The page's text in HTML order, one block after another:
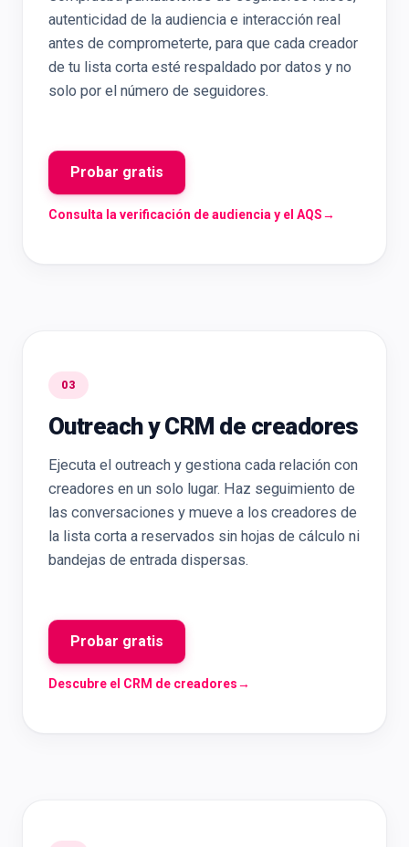
autenticidad de la audiencia e interacción real
antes de comprometerte, para que cada creador
de tu lista corta esté respaldado por datos y no
solo por el número de seguidores.
Probar gratis
Consulta la verificación de audiencia y el AQS→
03
Outreach y CRM de creadores
Ejecuta el outreach y gestiona cada relación con
creadores en un solo lugar. Haz seguimiento de
las conversaciones y mueve a los creadores de
la lista corta a reservados sin hojas de cálculo ni
bandejas de entrada dispersas.
Probar gratis
Descubre el CRM de creadores→